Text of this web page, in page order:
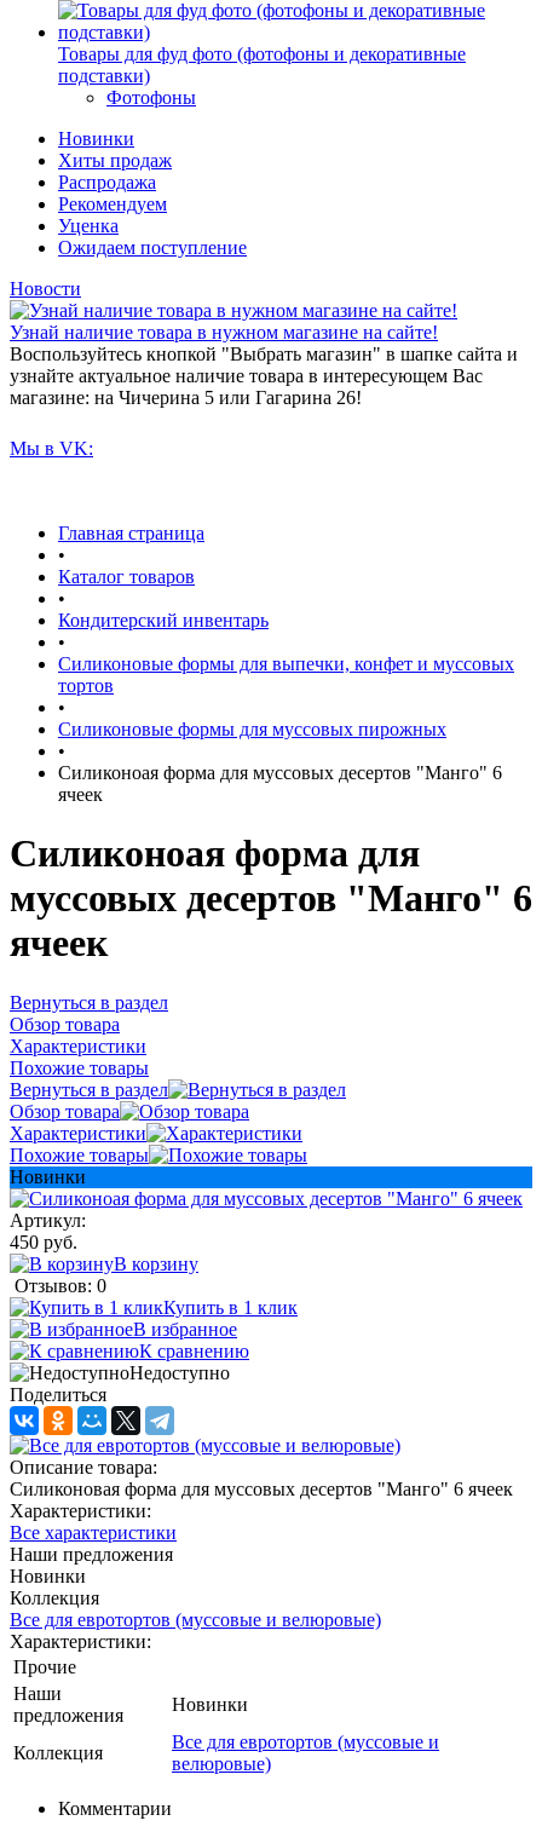
Товары для фуд фото (фотофоны и декоративные
подставки)
Фотофоны
Новинки
Хиты продаж
Распродажа
Рекомендуем
Уценка
Ожидаем поступление
Новости
Узнай наличие товара в нужном магазине на сайте!
Воспользуйтесь кнопкой "Выбрать магазин" в шапке сайта и
узнайте актуальное наличие товара в интересующем Вас
магазине: на Чичерина 5 или Гагарина 26!
Мы в VK:
Главная страница
•
Каталог товаров
•
Кондитерский инвентарь
•
Силиконовые формы для выпечки, конфет и муссовых
тортов
•
Силиконовые формы для муссовых пирожных
•
Силиконоая форма для муссовых десертов "Манго" 6
ячеек
Силиконоая форма для
муссовых десертов "Манго" 6
ячеек
Вернуться в раздел
Обзор товара
Характеристики
Похожие товары
Вернуться в раздел
Обзор товара
Характеристики
Похожие товары
Новинки
Артикул:
450 руб.
В корзину
Отзывов: 0
Купить в 1 клик
В избранное
К сравнению
Недоступно
Поделиться
Описание товара:
Силиконовая форма для муссовых десертов "Манго" 6 ячеек
Характеристики:
Все характеристики
Наши предложения
Новинки
Коллекция
Все для евротортов (муссовые и велюровые)
Характеристики:
Прочие
Наши
предложения
Новинки
Коллекция
Все для евротортов (муссовые и
велюровые)
Комментарии